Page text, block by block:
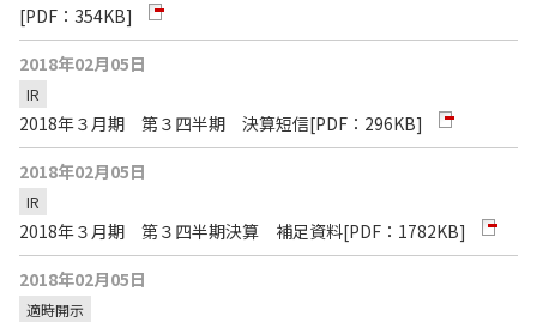
[PDF：354KB]
2018年02月05日
IR
2018年３月期 第３四半期 決算短信[PDF：296KB]
2018年02月05日
IR
2018年３月期 第３四半期決算 補足資料[PDF：1782KB]
2018年02月05日
適時開示